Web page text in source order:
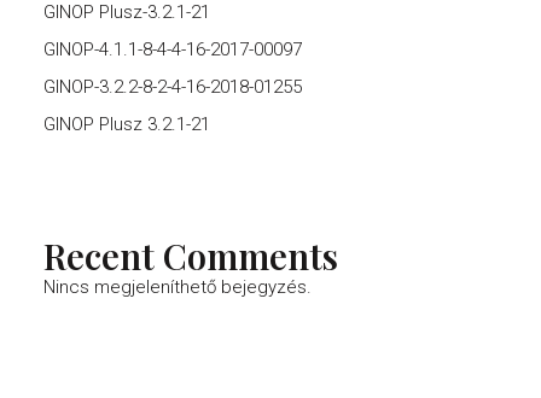
GINOP Plusz-3.2.1-21
GINOP-4.1.1-8-4-4-16-2017-00097
GINOP-3.2.2-8-2-4-16-2018-01255
GINOP Plusz 3.2.1-21
Recent Comments
Nincs megjeleníthető bejegyzés.